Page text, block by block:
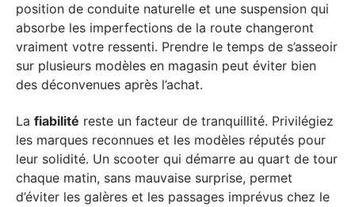
position de conduite naturelle et une suspension qui
absorbe les imperfections de la route changeront
vraiment votre ressenti. Prendre le temps de s’asseoir
sur plusieurs modèles en magasin peut éviter bien
des déconvenues après l’achat.
La fiabilité reste un facteur de tranquillité. Privilégiez
les marques reconnues et les modèles réputés pour
leur solidité. Un scooter qui démarre au quart de tour
chaque matin, sans mauvaise surprise, permet
d’éviter les galères et les passages imprévus chez le